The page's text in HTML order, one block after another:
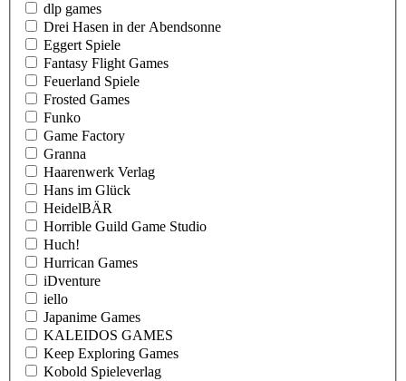
dlp games
Drei Hasen in der Abendsonne
Eggert Spiele
Fantasy Flight Games
Feuerland Spiele
Frosted Games
Funko
Game Factory
Granna
Haarenwerk Verlag
Hans im Glück
HeidelBÄR
Horrible Guild Game Studio
Huch!
Hurrican Games
iDventure
iello
Japanime Games
KALEIDOS GAMES
Keep Exploring Games
Kobold Spieleverlag